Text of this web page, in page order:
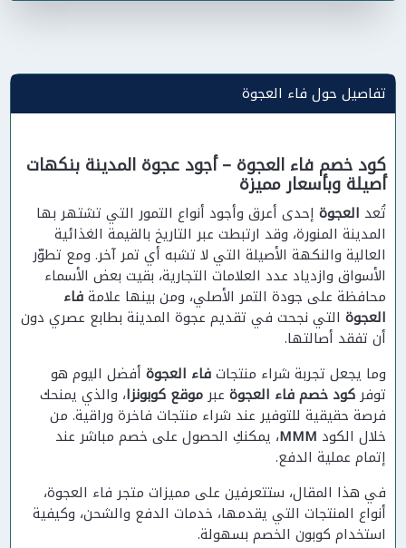
تفاصيل حول فاء العجوة
كود خصم فاء العجوة – أجود عجوة المدينة بنكهات
أصيلة وبأسعار مميزة
تُعد العجوة إحدى أعرق وأجود أنواع التمور التي تشتهر بها
المدينة المنورة، وقد ارتبطت عبر التاريخ بالقيمة الغذائية
العالية والنكهة الأصيلة التي لا تشبه أي تمر آخر. ومع تطوّر
الأسواق وازدياد عدد العلامات التجارية، بقيت بعض الأسماء
محافظة على جودة التمر الأصلي، ومن بينها علامةفاء
العجوة التي نجحت في تقديم عجوة المدينة بطابع عصري دون
أن تفقد أصالتها.
وما يجعل تجربة شراء منتجاتفاء العجوة أفضل اليوم هو
توفركود خصم فاء العجوة عبرموقع كوبونزا، والذي يمنحك
فرصة حقيقية للتوفير عند شراء منتجات فاخرة وراقية. من
خلال الكود MMM، يمكنكِ الحصول على خصم مباشر عند
إتمام عملية الدفع.
في هذا المقال، ستتعرفين على مميزات متجر فاء العجوة،
أنواع المنتجات التي يقدمها، خدمات الدفع والشحن، وكيفية
استخدام كوبون الخصم بسهولة.